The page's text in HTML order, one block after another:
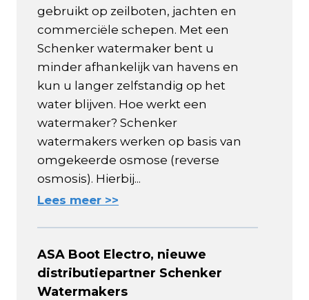
gebruikt op zeilboten, jachten en
commerciële schepen. Met een
Schenker watermaker bent u
minder afhankelijk van havens en
kun u langer zelfstandig op het
water blijven. Hoe werkt een
watermaker? Schenker
watermakers werken op basis van
omgekeerde osmose (reverse
osmosis). Hierbij...
Lees meer >>
ASA Boot Electro, nieuwe
distributiepartner Schenker
Watermakers